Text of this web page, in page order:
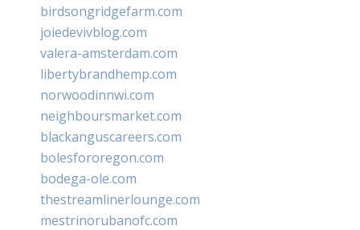
birdsongridgefarm.com
joiedevivblog.com
valera-amsterdam.com
libertybrandhemp.com
norwoodinnwi.com
neighboursmarket.com
blackanguscareers.com
bolesfororegon.com
bodega-ole.com
thestreamlinerlounge.com
mestrinorubanofc.com